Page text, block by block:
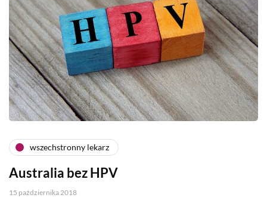
wszechstronny lekarz
Australia bez HPV
15 października 2018